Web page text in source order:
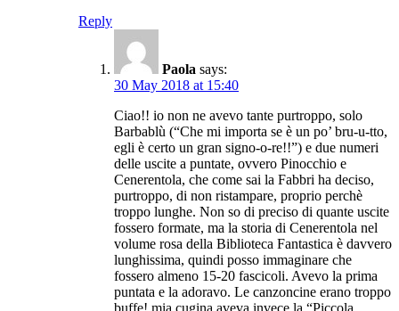
Reply
Paola says:
30 May 2018 at 15:40
Ciao!! io non ne avevo tante purtroppo, solo
Barbablù (“Che mi importa se è un po’ bru-u-tto,
egli è certo un gran signo-o-re!!”) e due numeri
delle uscite a puntate, ovvero Pinocchio e
Cenerentola, che come sai la Fabbri ha deciso,
purtroppo, di non ristampare, proprio perchè
troppo lunghe. Non so di preciso di quante uscite
fossero formate, ma la storia di Cenerentola nel
volume rosa della Biblioteca Fantastica è davvero
lunghissima, quindi posso immaginare che
fossero almeno 15-20 fascicoli. Avevo la prima
puntata e la adoravo. Le canzoncine erano troppo